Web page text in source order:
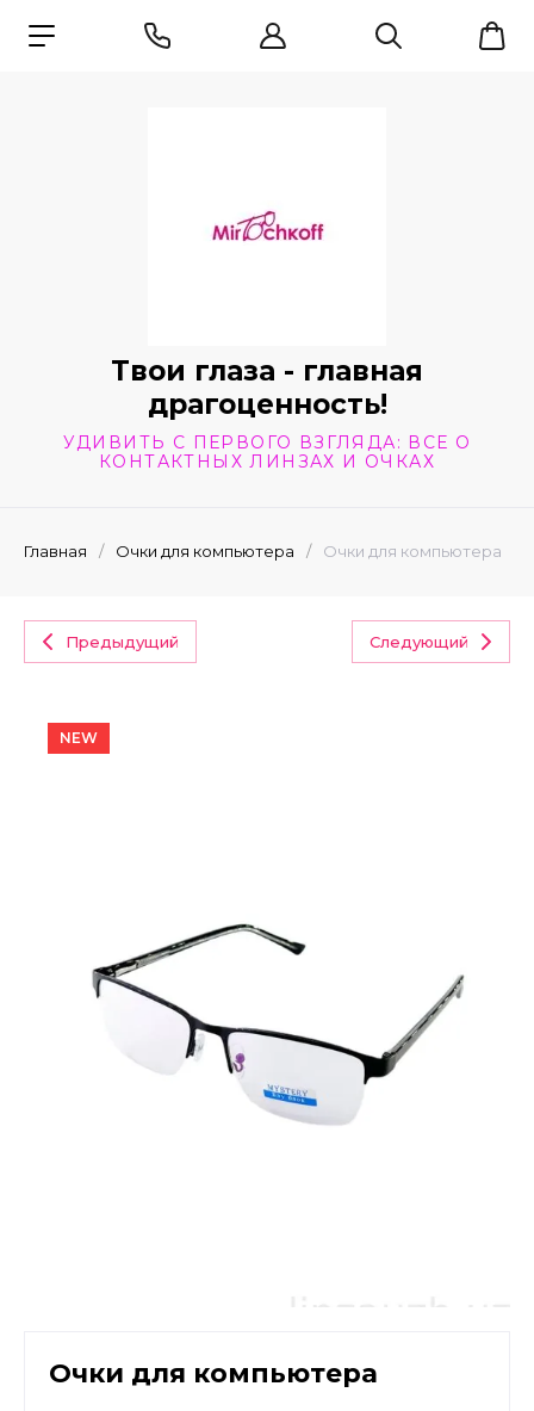
Твои глаза - главная
драгоценность!
УДИВИТЬ С ПЕРВОГО ВЗГЛЯДА: ВСЕ О
КОНТАКТНЫХ ЛИНЗАХ И ОЧКАХ
Главная / Очки для компьютера / Очки для компьютера
Предыдущий Следующий
NEW
Очки для компьютера